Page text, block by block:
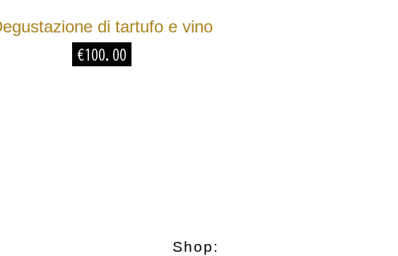
di tartufo e vino
€100.00
Shop: